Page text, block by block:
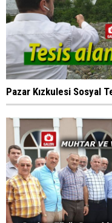
Pazar Kızkulesi Sosyal